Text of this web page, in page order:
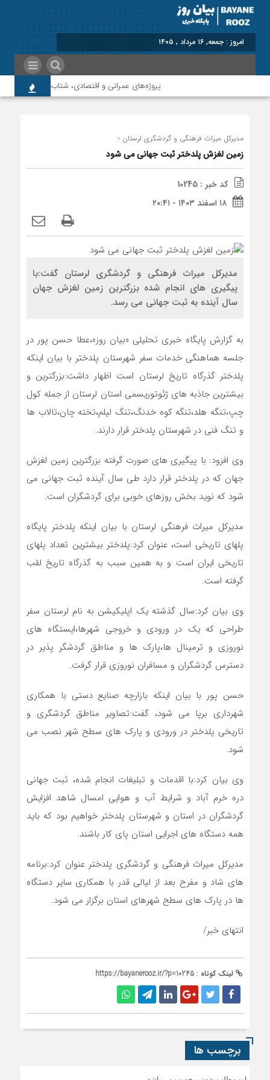
امروز : جمعه, ۱۶ مرداد , ۱۴۰۵
پروژه‌های عمرانی و اقتصادی، شتاب‌دهنده توسعه
مدیرکل میراث فرهنگی و گردشگری لرستان ؛
زمین لغزش پلدختر ثبت جهانی می شود
کد خبر : 10245
۱۸ اسفند ۱۴۰۳ - ۲۰:۴۱
مدیرکل میراث فرهنگی و گردشگری لرستان گفت:با
پیگیری های انجام شده بزرگترین زمین لغزش جهان
سال آینده به ثبت جهانی می رسد.
به گزارش پایگاه خبری تحلیلی «بیان روز»،عطا حسن پور در
جلسه هماهنگی خدمات سفر شهرستان پلدختر با بیان اینکه
پلدختر گذرگاه تاریخ لرستان است اظهار داشت:بزرگترین و
بیشترین جاذبه های ژئوتوریسمی استان لرستان از جمله کول
چپ،تنگه هلد،تنگه کوه خدنگ،تنگ لیلم،تخته چان،تالاب ها
و تنگ فنی در شهرستان پلدختر قرار دارند.
وی افزود: با پیگیری های صورت گرفته بزرگترین زمین لغزش
جهان که در پلدختر قرار دارد طی سال آینده ثبت جهانی می
شود که نوید بخش روزهای خوبی برای گردشگران است.
مدیرکل میراث فرهنگی لرستان با بیان اینکه پلدختر پایگاه
پلهای تاریخی است، عنوان کرد:پلدختر بیشترین تعداد پلهای
تاریخی ایران است و به همین سبب به گذرگاه تاریخ لقب
گرفته است.
وی بیان کرد:سال گذشته یک اپلیکیشن به نام لرستان سفر
طراحی که یک در ورودی و خروجی شهرها،ایستگاه های
نوروزی و ترمینال ها،پارک ها و مناطق گردشگر پذیر در
دسترس گردشگران و مسافران نوروزی قرار گرفت.
حسن پور با بیان اینکه بازارچه صنایع دستی با همکاری
شهرداری برپا می شود، گفت:تصاویر مناطق گردشگری و
تاریخی پلدختر در ورودی و پارک های سطح شهر نصب می
شود.
وی بیان کرد:با اقدمات و تبلیغات انجام شده، ثبت جهانی
دره خرم آباد و شرایط آب و هوایی امسال شاهد افزایش
گردشگران در استان و شهرستان پلدختر خواهیم بود که باید
همه دستگاه های اجرایی استان پای کار باشند.
مدیرکل میراث فرهنگی و گردشگری پلدختر عنوان کرد:برنامه
های شاد و مفرح بعد از لیالی قدر با همکاری سایر دستگاه
ها در پارک های سطح شهرهای استان برگزار می شود.
انتهای خبر/
لینک کوتاه : https://bayanerooz.ir/?p=10245
برچسب ها